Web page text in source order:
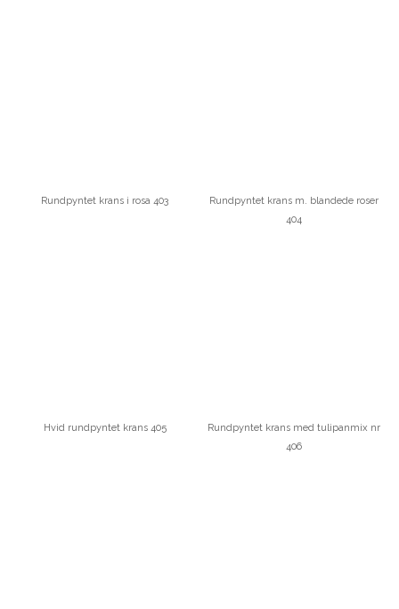
Rundpyntet krans i rosa 403
Rundpyntet krans m. blandede roser
404
Hvid rundpyntet krans 405
Rundpyntet krans med tulipanmix nr
406